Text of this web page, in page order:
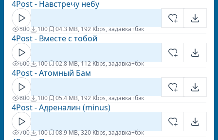
4Post - Навстречу небу
500 100 04.3 MB, 192 Kbps, задавка+бэк
4Post - Вместе с тобой
600 100 02.8 MB, 112 Kbps, задавка+бэк
4Post - Атомный Бам
600 100 05.4 MB, 192 Kbps, задавка+бэк
4Post - Адреналин (minus)
700 100 08.9 MB, 320 Kbps, задавка+бэк